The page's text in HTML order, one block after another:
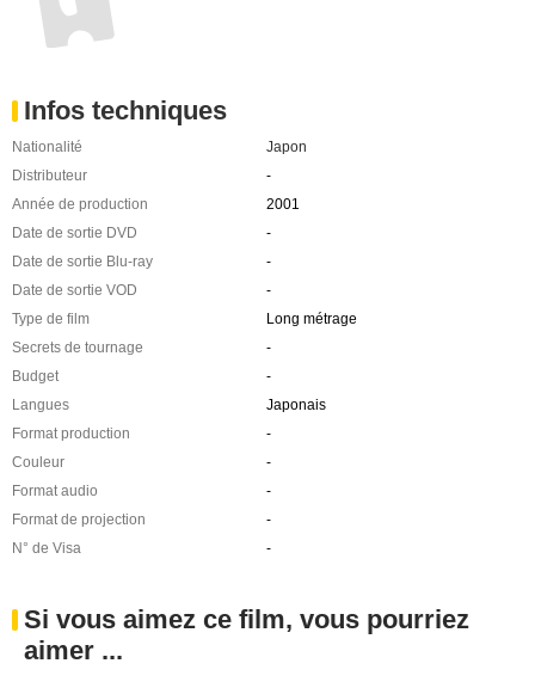
Infos techniques
Nationalité
Japon
Distributeur
-
Année de production
2001
Date de sortie DVD
-
Date de sortie Blu-ray
-
Date de sortie VOD
-
Type de film
Long métrage
Secrets de tournage
-
Budget
-
Langues
Japonais
Format production
-
Couleur
-
Format audio
-
Format de projection
-
N° de Visa
-
Si vous aimez ce film, vous pourriez
aimer ...